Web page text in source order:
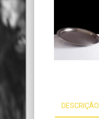
DESCRIÇÃO